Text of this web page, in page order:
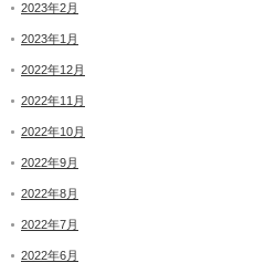
2023年2月
2023年1月
2022年12月
2022年11月
2022年10月
2022年9月
2022年8月
2022年7月
2022年6月